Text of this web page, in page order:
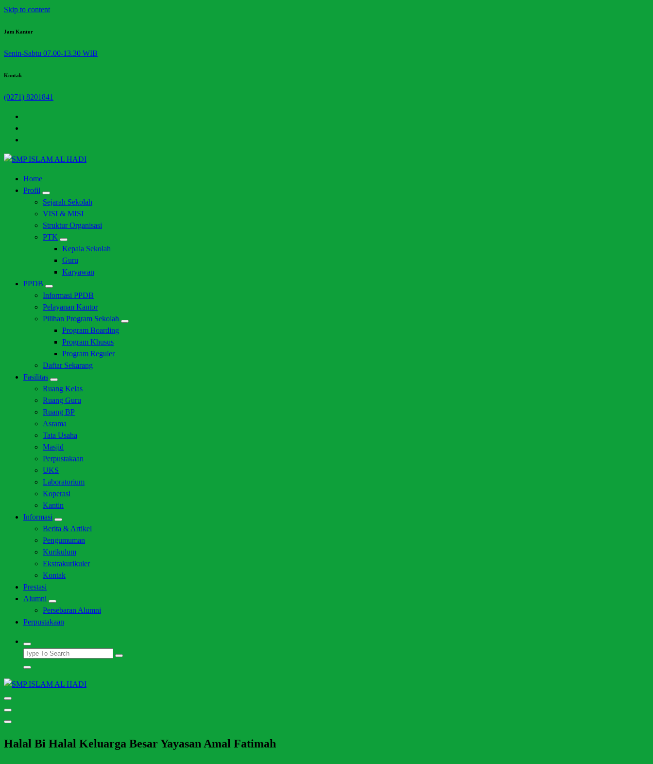
Skip to content
Jam Kantor
Senin-Sabtu 07.00-13.30 WIB
Kontak
(0271) 8201841
Halaman Resmi SMP Islam Al Hadi Mojolaban
Home
Profil
Sejarah Sekolah
VISI & MISI
Struktur Organisasi
PTK
Kepala Sekolah
Guru
Karyawan
PPDB
Informasi PPDB
Pelayanan Kantor
Pilihan Program Sekolah
Program Boarding
Program Khusus
Program Reguler
Daftar Sekarang
Fasilitas
Ruang Kelas
Ruang Guru
Ruang BP
Asrama
Tata Usaha
Masjid
Perpustakaan
UKS
Laboratorium
Koperasi
Kantin
Informasi
Berita & Artikel
Pengumuman
Kurikulum
Ekstrakurikuler
Kontak
Prestasi
Alumni
Persebaran Alumni
Perpustakaan
Halal Bi Halal Keluarga Besar Yayasan Amal Fatimah